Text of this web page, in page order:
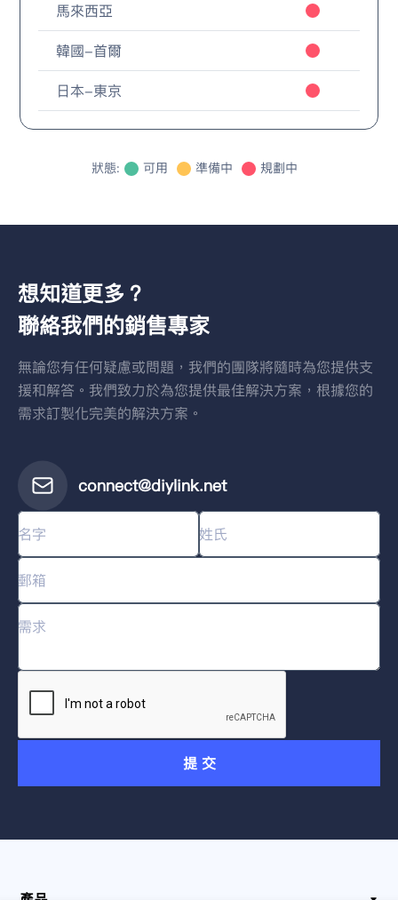
馬來西亞
韓國-首爾
日本-東京
狀態: 可用 準備中 規劃中
想知道更多？
聯絡我們的銷售專家
無論您有任何疑慮或問題，我們的團隊將隨時為您提供支
援和解答。我們致力於為您提供最佳解決方案，根據您的
需求訂製化完美的解決方案。
connect@diylink.net
提 交